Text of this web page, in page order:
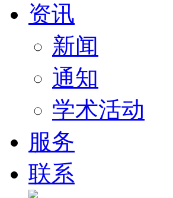
资讯
新闻
通知
学术活动
服务
联系